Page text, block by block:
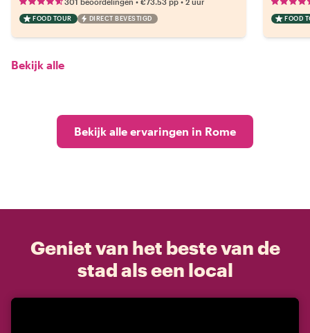
FOOD TOUR DIRECT BEVESTIGD FOOD
Bekijk alle
Bekijk alle ervaringen in Rome
Geniet van het beste van de
stad als een local